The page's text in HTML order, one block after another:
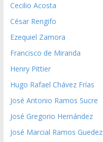
Cecilio Acosta
César Rengifo
Ezequiel Zamora
Francisco de Miranda
Henry Pittier
Hugo Rafael Chávez Frías
José Antonio Ramos Sucre
José Gregorio Hernández
José Marcial Ramos Guedez